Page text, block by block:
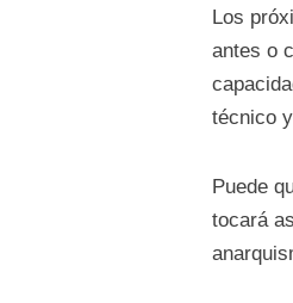
Los
antes o
técnico
Puede
tocará